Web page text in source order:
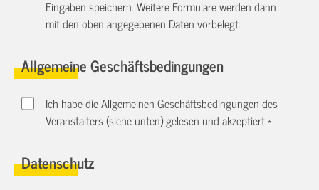
Eingaben speichern. Weitere Formulare werden dann
mit den oben angegebenen Daten vorbelegt.
Allgemeine Geschäftsbedingungen
Ich habe die Allgemeinen Geschäftsbedingungen des
Veranstalters (siehe unten) gelesen und akzeptiert.*
Datenschutz